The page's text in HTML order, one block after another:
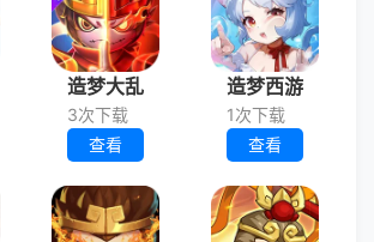
造梦大乱
3次下载
查看
造梦西游
1次下载
查看